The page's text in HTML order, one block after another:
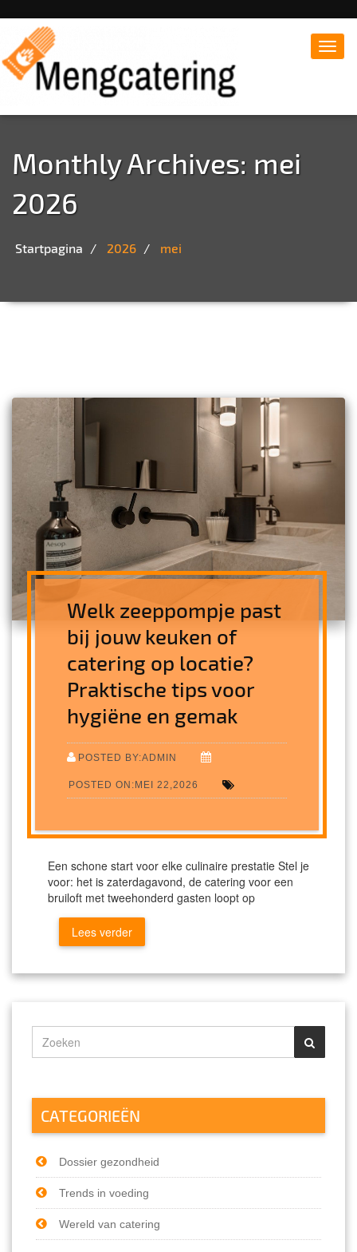
Monthly Archives: mei
2026
Startpagina 2026 mei
Welk zeeppompje past
bij jouw keuken of
catering op locatie?
Praktische tips voor
hygiëne en gemak
POSTED BY:ADMIN
POSTED ON:MEI 22,2026
Een schone start voor elke culinaire prestatie Stel je
voor: het is zaterdagavond, de catering voor een
bruiloft met tweehonderd gasten loopt op
Lees verder
CATEGORIEËN
Dossier gezondheid
Trends in voeding
Wereld van catering